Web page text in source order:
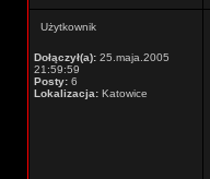
Użytkownik
Dołączył(a): 25.maja.2005
21:59:59
Posty: 6
Lokalizacja: Katowice